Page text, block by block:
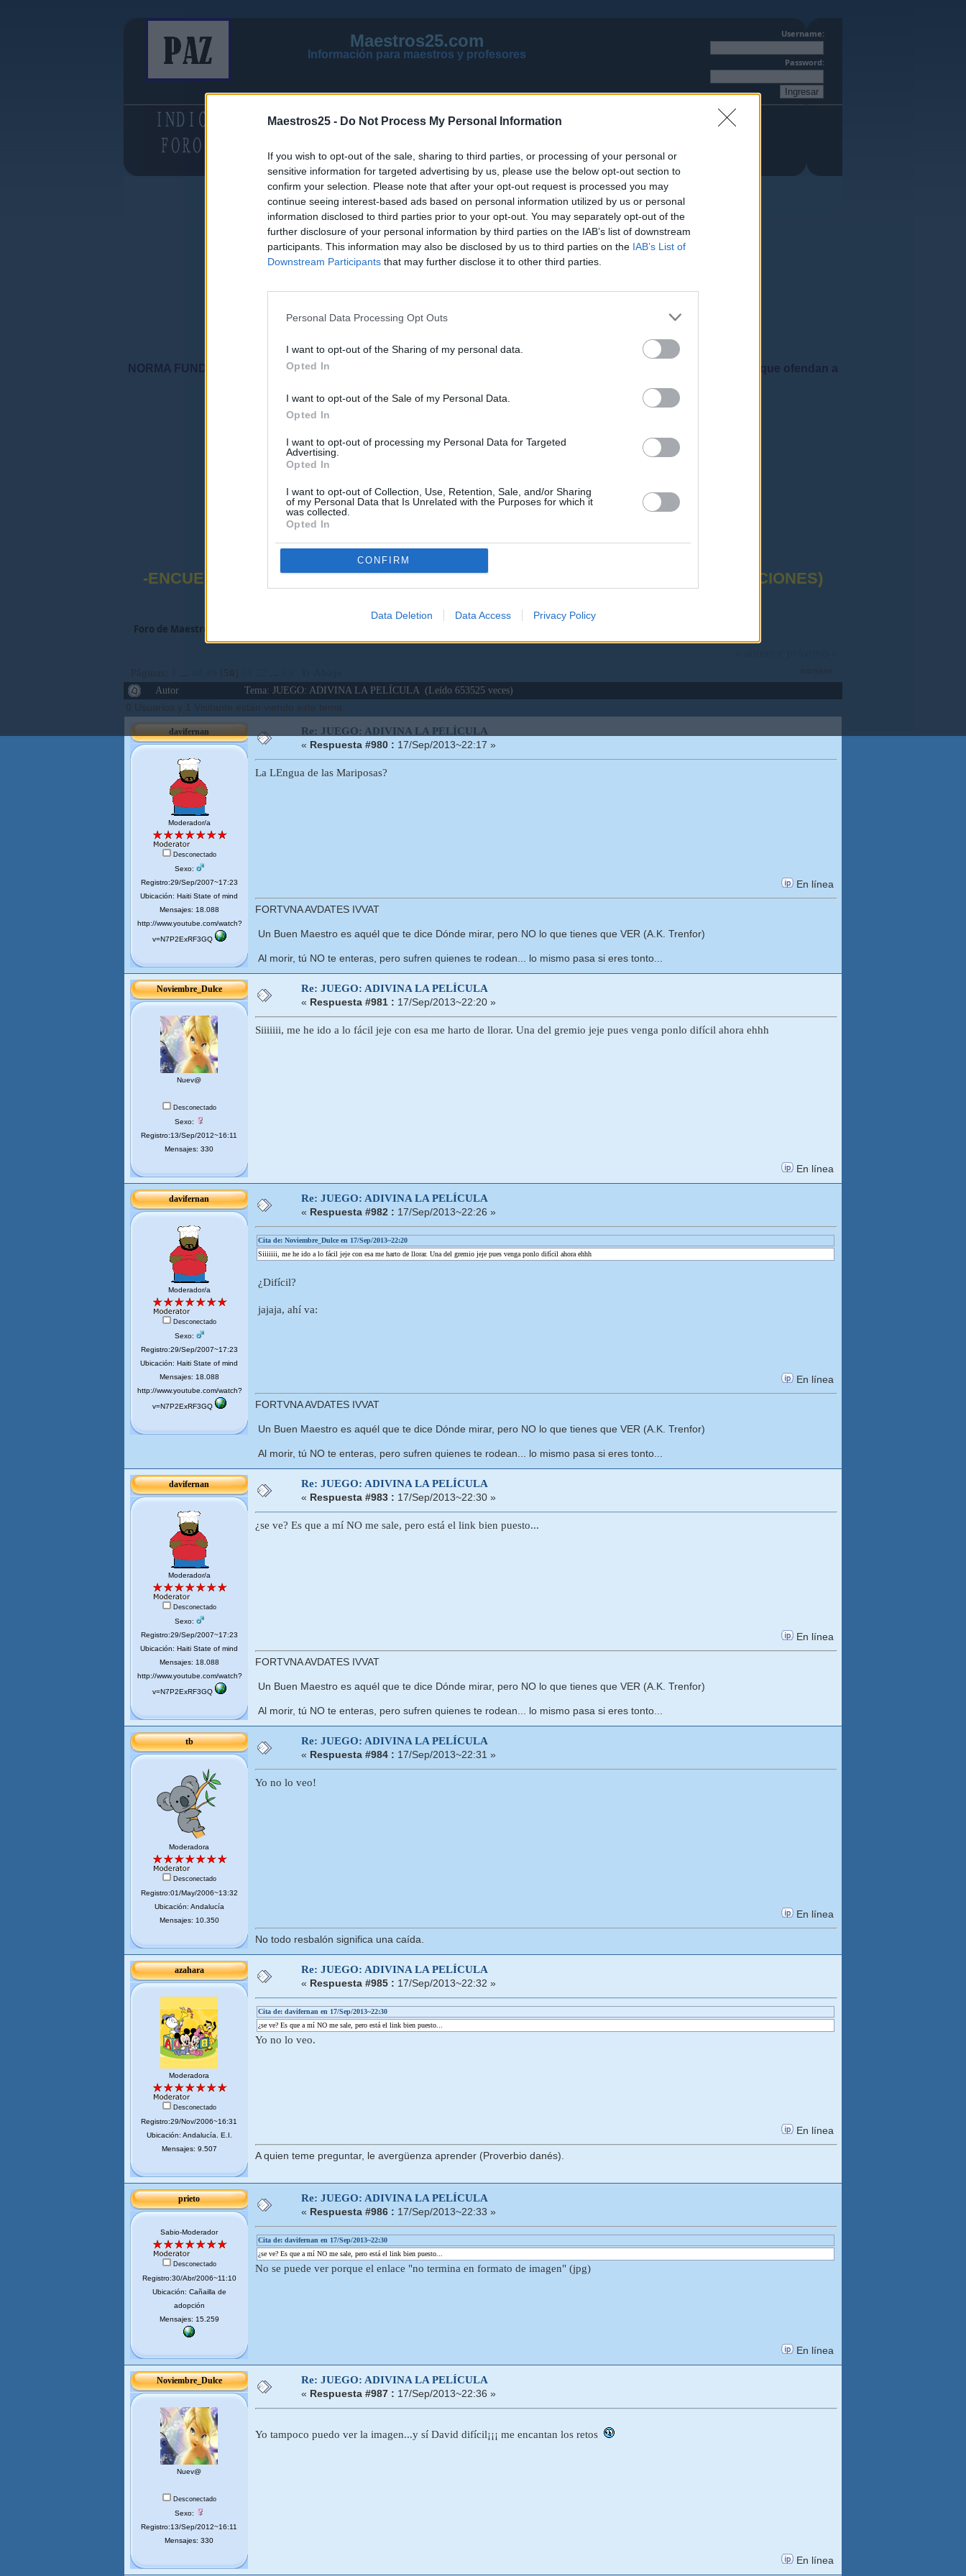
Maestros25 - Do Not Process My Personal Information
If you wish to opt-out of the sale, sharing to third parties, or processing of your personal or
sensitive information for targeted advertising by us, please use the below opt-out section to
confirm your selection. Please note that after your opt-out request is processed you may
continue seeing interest-based ads based on personal information utilized by us or personal
information disclosed to third parties prior to your opt-out. You may separately opt-out of the
further disclosure of your personal information by third parties on the IAB’s list of downstream
participants. This information may also be disclosed by us to third parties on the IAB’s List of
Downstream Participants that may further disclose it to other third parties.
Personal Data Processing Opt Outs
I want to opt-out of the Sharing of my personal data.
Opted In
I want to opt-out of the Sale of my Personal Data.
Opted In
I want to opt-out of processing my Personal Data for Targeted
Advertising.
Opted In
I want to opt-out of Collection, Use, Retention, Sale, and/or Sharing
of my Personal Data that Is Unrelated with the Purposes for which it
was collected.
Opted In
CONFIRM
Data Deletion Data Access Privacy Policy
Username:
Password:
Maestros25.com
Información para maestros y profesores
VER MENSAJES NUEVOS DE TODOS LOS FOROS
NOTICIAS ACTUALIZADAS OPOSICIONES 2026
PÁGINA PRINCIPAL DE MAESTROS25
NOTICIAS
NORMA FUNDAMENTAL DEL FORO: "Se ruega mantenga siempre un lenguaje moderado. No se admiten mensajes que ofendan a
"Por favor, no abuse de las mayúsculas e intente utilizar una expresión y ortografía correctas"
-ENCUESTA SOBRE EL PROCEDIMENTO SELECTIVO DOCENTE ACTUAL (OPOSICIONES)
Foro de Maestros25
Páginas: ... 50 ... IMPRIMIR
Autor
Tema: JUEGO: ADIVINA LA PELÍCULA (Leído 653525 veces)
0 Usuarios y 1 Visitante están viendo este tema.
davifernan
Moderador/a
Desconectado
Sexo:
Registro:29/Sep/2007~17:23
Ubicación: Haiti State of mind
Mensajes: 18.088
http://www.youtube.com/watch?
v=N7P2ExRF3GQ
Re: JUEGO: ADIVINA LA PELÍCULA
« Respuesta #980 : 17/Sep/2013~22:17 »
La LEngua de las Mariposas?
En línea
FORTVNA AVDATES IVVAT
Un Buen Maestro es aquél que te dice Dónde mirar, pero NO lo que tienes que VER (A.K. Trenfor)
Al morir, tú NO te enteras, pero sufren quienes te rodean... lo mismo pasa si eres tonto...
Noviembre_Dulce
Nuev@
Desconectado
Sexo:
Registro:13/Sep/2012~16:11
Mensajes: 330
Re: JUEGO: ADIVINA LA PELÍCULA
« Respuesta #981 : 17/Sep/2013~22:20 »
Siiiiiii, me he ido a lo fácil jeje con esa me harto de llorar. Una del gremio jeje pues venga ponlo difícil ahora ehhh
En línea
davifernan
Moderador/a
Desconectado
Sexo:
Registro:29/Sep/2007~17:23
Ubicación: Haiti State of mind
Mensajes: 18.088
http://www.youtube.com/watch?
v=N7P2ExRF3GQ
Re: JUEGO: ADIVINA LA PELÍCULA
« Respuesta #982 : 17/Sep/2013~22:26 »
Cita de: Noviembre_Dulce en 17/Sep/2013~22:20
Siiiiiii, me he ido a lo fácil jeje con esa me harto de llorar. Una del gremio jeje pues venga ponlo difícil ahora ehhh
¿Difícil?
jajaja, ahí va:
En línea
FORTVNA AVDATES IVVAT
Un Buen Maestro es aquél que te dice Dónde mirar, pero NO lo que tienes que VER (A.K. Trenfor)
Al morir, tú NO te enteras, pero sufren quienes te rodean... lo mismo pasa si eres tonto...
davifernan
Moderador/a
Desconectado
Sexo:
Registro:29/Sep/2007~17:23
Ubicación: Haiti State of mind
Mensajes: 18.088
http://www.youtube.com/watch?
v=N7P2ExRF3GQ
Re: JUEGO: ADIVINA LA PELÍCULA
« Respuesta #983 : 17/Sep/2013~22:30 »
¿se ve? Es que a mí NO me sale, pero está el link bien puesto...
En línea
FORTVNA AVDATES IVVAT
Un Buen Maestro es aquél que te dice Dónde mirar, pero NO lo que tienes que VER (A.K. Trenfor)
Al morir, tú NO te enteras, pero sufren quienes te rodean... lo mismo pasa si eres tonto...
tb
Moderadora
Desconectado
Registro:01/May/2006~13:32
Ubicación: Andalucía
Mensajes: 10.350
Re: JUEGO: ADIVINA LA PELÍCULA
« Respuesta #984 : 17/Sep/2013~22:31 »
Yo no lo veo!
En línea
No todo resbalón significa una caída.
azahara
Moderadora
Desconectado
Registro:29/Nov/2006~16:31
Ubicación: Andalucí­a. E.I.
Mensajes: 9.507
Re: JUEGO: ADIVINA LA PELÍCULA
« Respuesta #985 : 17/Sep/2013~22:32 »
Cita de: davifernan en 17/Sep/2013~22:30
¿se ve? Es que a mí NO me sale, pero está el link bien puesto...
Yo no lo veo.
En línea
A quien teme preguntar, le avergüenza aprender (Proverbio danés).
prieto
Sabio-Moderador
Desconectado
Registro:30/Abr/2006~11:10
Ubicación: Cañailla de
adopción
Mensajes: 15.259
Re: JUEGO: ADIVINA LA PELÍCULA
« Respuesta #986 : 17/Sep/2013~22:33 »
Cita de: davifernan en 17/Sep/2013~22:30
¿se ve? Es que a mí NO me sale, pero está el link bien puesto...
No se puede ver porque el enlace "no termina en formato de imagen" (jpg)
En línea
Noviembre_Dulce
Nuev@
Desconectado
Sexo:
Registro:13/Sep/2012~16:11
Mensajes: 330
Re: JUEGO: ADIVINA LA PELÍCULA
« Respuesta #987 : 17/Sep/2013~22:36 »
Yo tampoco puedo ver la imagen...y sí David difícil¡¡¡ me encantan los retos
En línea